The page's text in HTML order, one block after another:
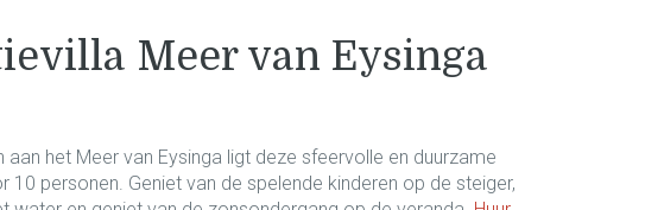
Meer van Eysinga
aan het Meer van Eysinga ligt deze sfeervolle en duurzame
10 personen. Geniet van de spelende kinderen op de steiger,